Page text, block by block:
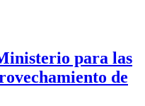
para las
de